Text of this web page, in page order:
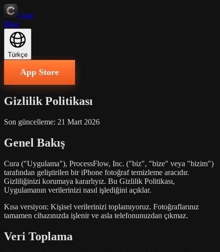
Cura
Blog
Türkçe
App Store
Gizlilik Politikası
Son güncelleme: 21 Mart 2026
Genel Bakış
Cura ("Uygulama"), ProcessFlow, Inc. ("biz", "bize" veya "bizim")
tarafından geliştirilen bir iPhone fotoğraf temizleme aracıdır.
Gizliliğinizi korumaya kararlıyız. Bu Gizlilik Politikası,
Uygulamanın verilerinizi nasıl işlediğini açıklar.
Kısa versiyon: Kişisel verilerinizi toplamıyoruz. Fotoğraflarınız
tamamen cihazınızda işlenir ve asla telefonunuzdan çıkmaz.
Veri Toplama